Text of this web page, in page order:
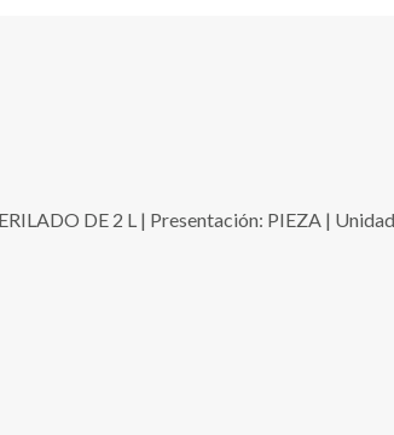
DE 2 L | Presentación: PIEZA |